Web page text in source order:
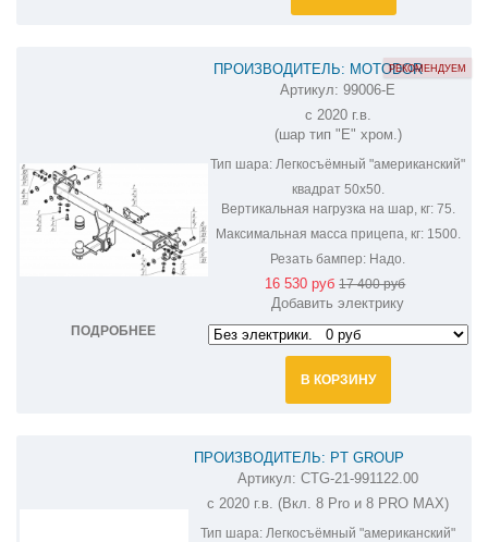
ПОДРОБНЕЕ
ПРОИЗВОДИТЕЛЬ: MOTODOR
ФАРКОП НА CHERY TIGGO 8 PRO
99006-E
Артикул: 99006-E
с 2020 г.в.
(шар тип "E" хром.)
Тип шара: Легкосъёмный "американский"
квадрат 50х50.
Вертикальная нагрузка на шар, кг:75.
Максимальная масса прицепа, кг:1500.
Резать бампер: Надо.
РЕКОМЕНДУЕМ
16 530 руб17 400 руб
Добавить электрику
В КОРЗИНУ
ПРОИЗВОДИТЕЛЬ: PT GROUP
ФАРКОП НА CHERY TIGGO 8 CTG-21-
991101.22/CTG-21-991122.00
Артикул: CTG-21-991122.00
с 2020 г.в. (Вкл. 8 Pro и 8 PRO MAX)
Тип шара: Легкосъёмный "американский"